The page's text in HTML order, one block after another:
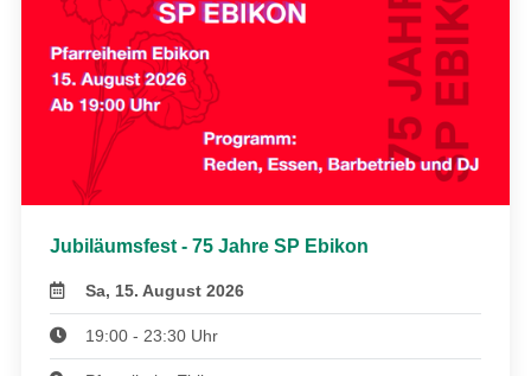
Jubiläumsfest - 75 Jahre SP Ebikon
Sa, 15. August 2026
19:00 - 23:30 Uhr